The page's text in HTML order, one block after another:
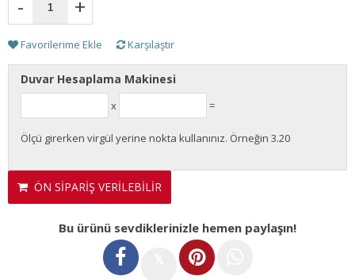
- +
Favorilerime Ekle Karşılaştır
Duvar Hesaplama Makinesi
x =
Ölçü girerken virgül yerine nokta kullanınız. Örneğin 3.20
ÖN SİPARİŞ VERİLEBİLİR
Bu ürünü sevdiklerinizle hemen paylaşın!